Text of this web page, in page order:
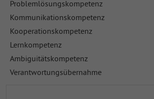
Problemlösungskompetenz
Kommunikationskompetenz
Kooperationskompetenz
Lernkompetenz
Ambiguitätskompetenz
Verantwortungsübernahme